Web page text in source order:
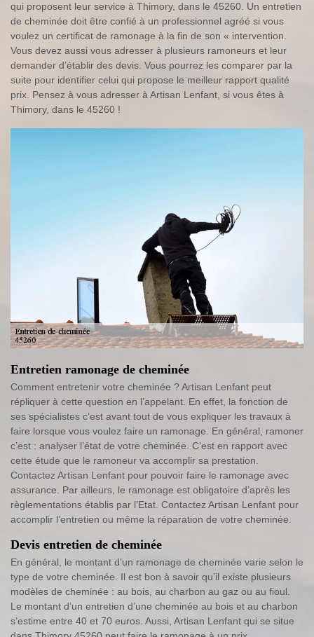
qui proposent leur service à Thimory, dans le 45260. Un entretien
de cheminée doit être confié à un professionnel agréé si vous
voulez un certificat de ramonage à la fin de son « intervention.
Vous devez aussi vous adresser à plusieurs ramoneurs et leur
demander d’établir des devis. Vous pourrez les comparer par la
suite pour identifier celui qui propose le meilleur rapport qualité
prix. Pensez à vous adresser à Artisan Lenfant, si vous êtes à
Thimory, dans le 45260 !
Entretien ramonage de cheminée
Comment entretenir votre cheminée ? Artisan Lenfant peut
répliquer à cette question en l’appelant. En effet, la fonction de
ses spécialistes c’est avant tout de vous expliquer les travaux à
faire lorsque vous voulez faire un ramonage. En général, ramoner
c’est : analyser l’état de votre cheminée. C’est en rapport avec
cette étude que le ramoneur va accomplir sa prestation.
Contactez Artisan Lenfant pour pouvoir faire le ramonage avec
assurance. Par ailleurs, le ramonage est obligatoire d’après les
règlementations établis par l’Etat. Contactez Artisan Lenfant pour
accomplir l’entretien ou même la réparation de votre cheminée.
Devis entretien de cheminée
En général, le montant d’un ramonage de cheminée varie selon le
type de votre cheminée. Il est bon à savoir qu’il existe plusieurs
modèles de cheminée : au bois, au charbon au gaz ou au fioul.
Le montant d’un entretien d’une cheminée au bois et au charbon
s’estime entre 40 et 70 euros. Aussi, Artisan Lenfant qui se situe